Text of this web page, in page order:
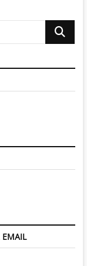
Buscar
EMAIL